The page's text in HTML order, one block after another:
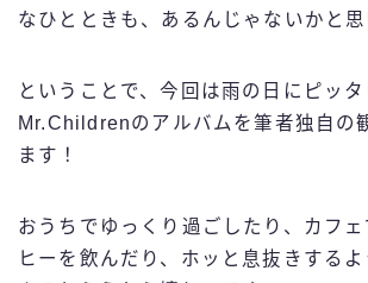
なひとときも、あるんじゃないかと思
ということで、今回は雨の日にピッタ
Mr.Childrenのアルバムを筆者独自の
ます！
おうちでゆっくり過ごしたり、カフ
ヒーを飲んだり、ホッと息抜きする